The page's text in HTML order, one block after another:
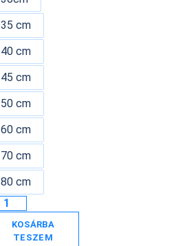
35 cm
40 cm
45 cm
50 cm
60 cm
70 cm
80 cm
KOSÁRBA
TESZEM